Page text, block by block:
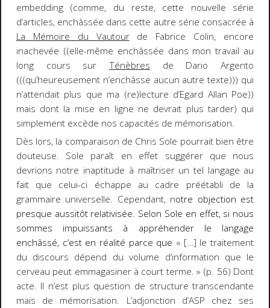
embedding(comme, du reste, cette nouvelle série
d’articles, enchâssée dans cette autre série consacrée à
La Mémoire du Vautourde Fabrice Colin, encore
inachevée ((elle-même enchâssée dans mon travail au
long cours sur Ténèbres de Dario Argento
(((qu’heureusement n’enchâsse aucun autre texte))) qui
n’attendait plus que ma (re)lecture d’Egard Allan Poe))
mais dont la mise en ligne ne devrait plus tarder) qui
simplement excède nos capacités de mémorisation.
Dès lors, la comparaison de Chris Sole pourrait bien être
douteuse. Sole paraît en effet suggérer que nous
devrions notre inaptitude à maîtriser un tel langage au
fait que celui-ci échappe au cadre préétabli de la
grammaire universelle. Cependant, notre objection est
presque aussitôt relativisée. Selon Sole en effet, si nous
sommes impuissants à appréhender le langage
enchâssé, c’est en réalité parce que « […] le traitement
du discours dépend du volume d’information que le
cerveau peut emmagasiner à court terme. » (p. 56) Dont
acte. Il n’est plus question de structure transcendante
mais de mémorisation. L’adjonction d’ASP chez ses